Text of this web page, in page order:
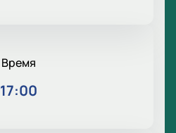
Время
17:00